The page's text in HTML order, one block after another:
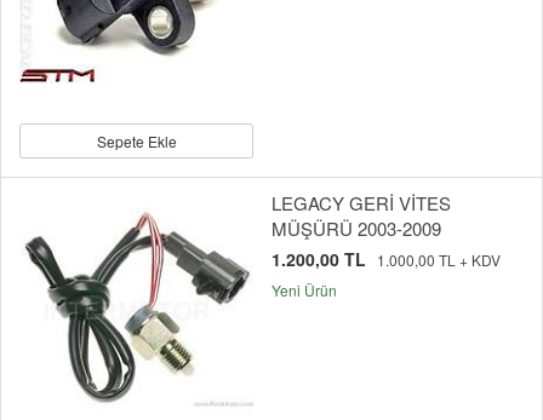
Sepete Ekle
LEGACY GERİ VİTES
MÜŞÜRÜ 2003-2009
1.200,00 TL
1.000,00 TL + KDV
Yeni Ürün